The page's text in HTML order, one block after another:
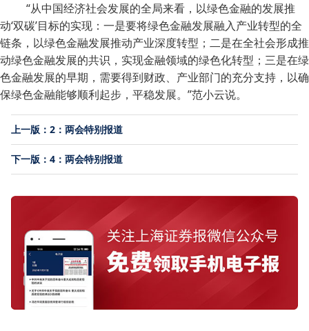
“从中国经济社会发展的全局来看，以绿色金融的发展推
动‘双碳’目标的实现：一是要将绿色金融发展融入产业转型的全
链条，以绿色金融发展推动产业深度转型；二是在全社会形成推
动绿色金融发展的共识，实现金融领域的绿色化转型；三是在绿
色金融发展的早期，需要得到财政、产业部门的充分支持，以确
保绿色金融能够顺利起步，平稳发展。”范小云说。
上一版：2：两会特别报道
下一版：4：两会特别报道